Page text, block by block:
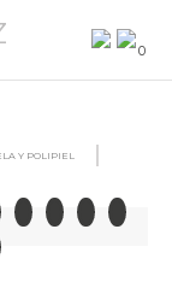
Y POLIPIEL
0